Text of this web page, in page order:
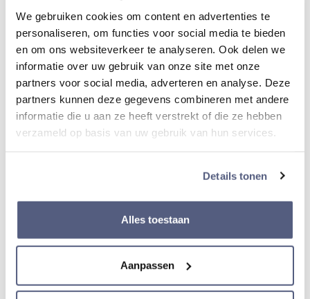
We gebruiken cookies om content en advertenties te
personaliseren, om functies voor social media te bieden
en om ons websiteverkeer te analyseren. Ook delen we
informatie over uw gebruik van onze site met onze
partners voor social media, adverteren en analyse. Deze
partners kunnen deze gegevens combineren met andere
informatie die u aan ze heeft verstrekt of die ze hebben
verzameld op basis van uw gebruik van hun services.
Details tonen
Alles toestaan
Aanpassen
Presage
Gewicht horloge
88 gr.
Staal